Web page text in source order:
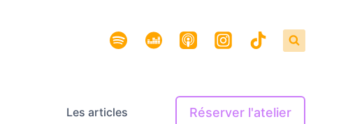
Les articles Réserver l'atelier